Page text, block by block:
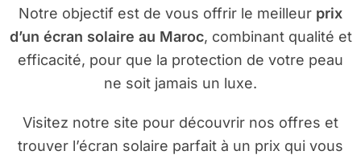
Notre objectif est de vous offrir le meilleur prix
d’un écran solaire au Maroc, combinant qualité et
efficacité, pour que la protection de votre peau
ne soit jamais un luxe.
Visitez notre site pour découvrir nos offres et
trouver l’écran solaire parfait à un prix qui vous